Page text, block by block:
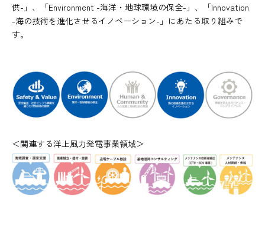
供-」、「Environment -海洋・地球環境の保全-」、「Innovation
-海の技術を進化させるイノベーション-」にあたる取り組みで
す。
＜関連する洋上風力発電事業領域＞